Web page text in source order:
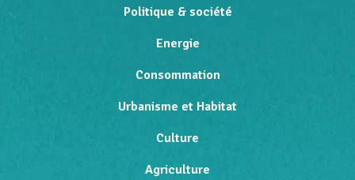
Politique & société
Energie
Consommation
Urbanisme et Habitat
Culture
Agriculture